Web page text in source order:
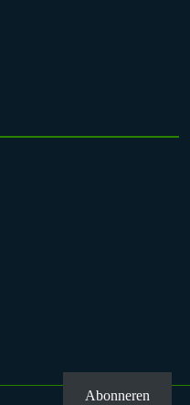
Abonneren